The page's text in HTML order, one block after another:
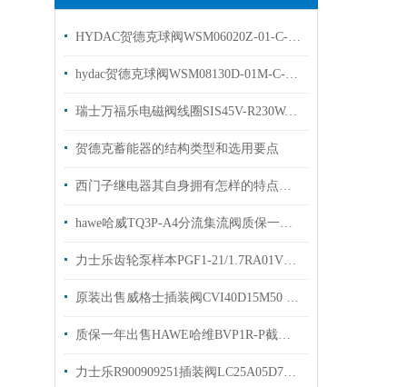
HYDAC贺德克球阀WSM06020Z-01-C-N-24DG现货原装
hydac贺德克球阀WSM08130D-01M-C-N现货
瑞士万福乐电磁阀线圈SIS45V-R230WANDFLUTH现货库存出售
贺德克蓄能器的结构类型和选用要点
西门子继电器其自身拥有怎样的特点呢？
hawe哈威TQ3P-A4分流集流阀质保一年TQ3P-A2.3
力士乐齿轮泵样本PGF1-21/1.7RA01VP1原装现货库存
原装出售威格士插装阀CVI40D15M50 威格士盖板现货
质保一年出售HAWE哈维BVP1R-P截止式换向阀
力士乐R900909251插装阀LC25A05D7X/库存出售